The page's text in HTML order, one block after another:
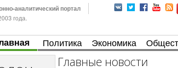
аналитический портал
года.
Политика Экономика
Главные новости